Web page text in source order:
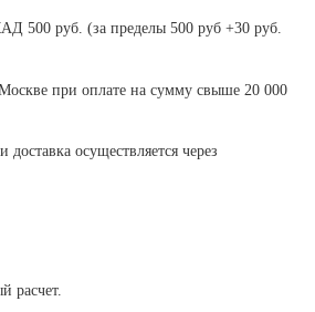
500 руб. (за пределы 500 руб +30 руб.
Москве при оплате на сумму свыше 20 000
осуществляется через
расчет.